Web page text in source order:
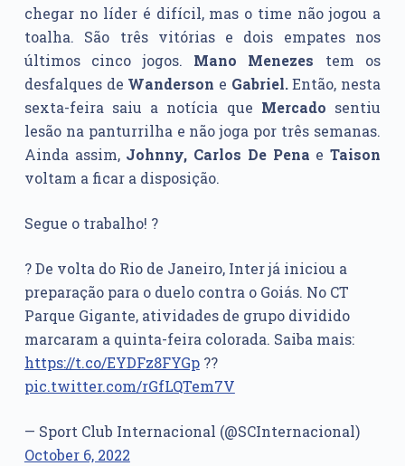
chegar no líder é difícil, mas o time não jogou a
toalha. São três vitórias e dois empates nos
últimos cinco jogos. Mano Menezes tem os
desfalques de Wanderson e Gabriel.Então, nesta
sexta-feira saiu a notícia que Mercado sentiu
lesão na panturrilha e não joga por três semanas.
Ainda assim, Johnny, Carlos De Pena eTaison
voltam a ficar a disposição.
Segue o trabalho! ?
? De volta do Rio de Janeiro, Inter já iniciou a
preparação para o duelo contra o Goiás. No CT
Parque Gigante, atividades de grupo dividido
marcaram a quinta-feira colorada. Saiba mais:
https://t.co/EYDFz8FYGp??
pic.twitter.com/rGfLQTem7V
— Sport Club Internacional (@SCInternacional)
October 6, 2022